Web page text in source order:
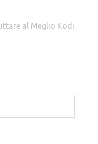
al Meglio Kodi.